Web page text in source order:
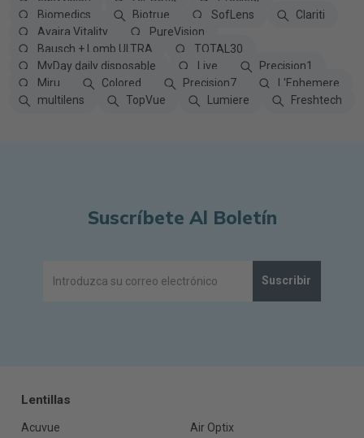
Biomedics
Biotrue SofLens
Clariti
Avaira Vitality
PureVision
Bausch + Lomb ULTRA
TOTAL30
MyDay daily disposable
Live
Precision1
Miru
Colored Precision7
L'Ephemere
multilens
TopVue Lumiere Freshtech
Suscríbete Al Boletín
Suscribir
Lentillas
Acuvue
Air Optix